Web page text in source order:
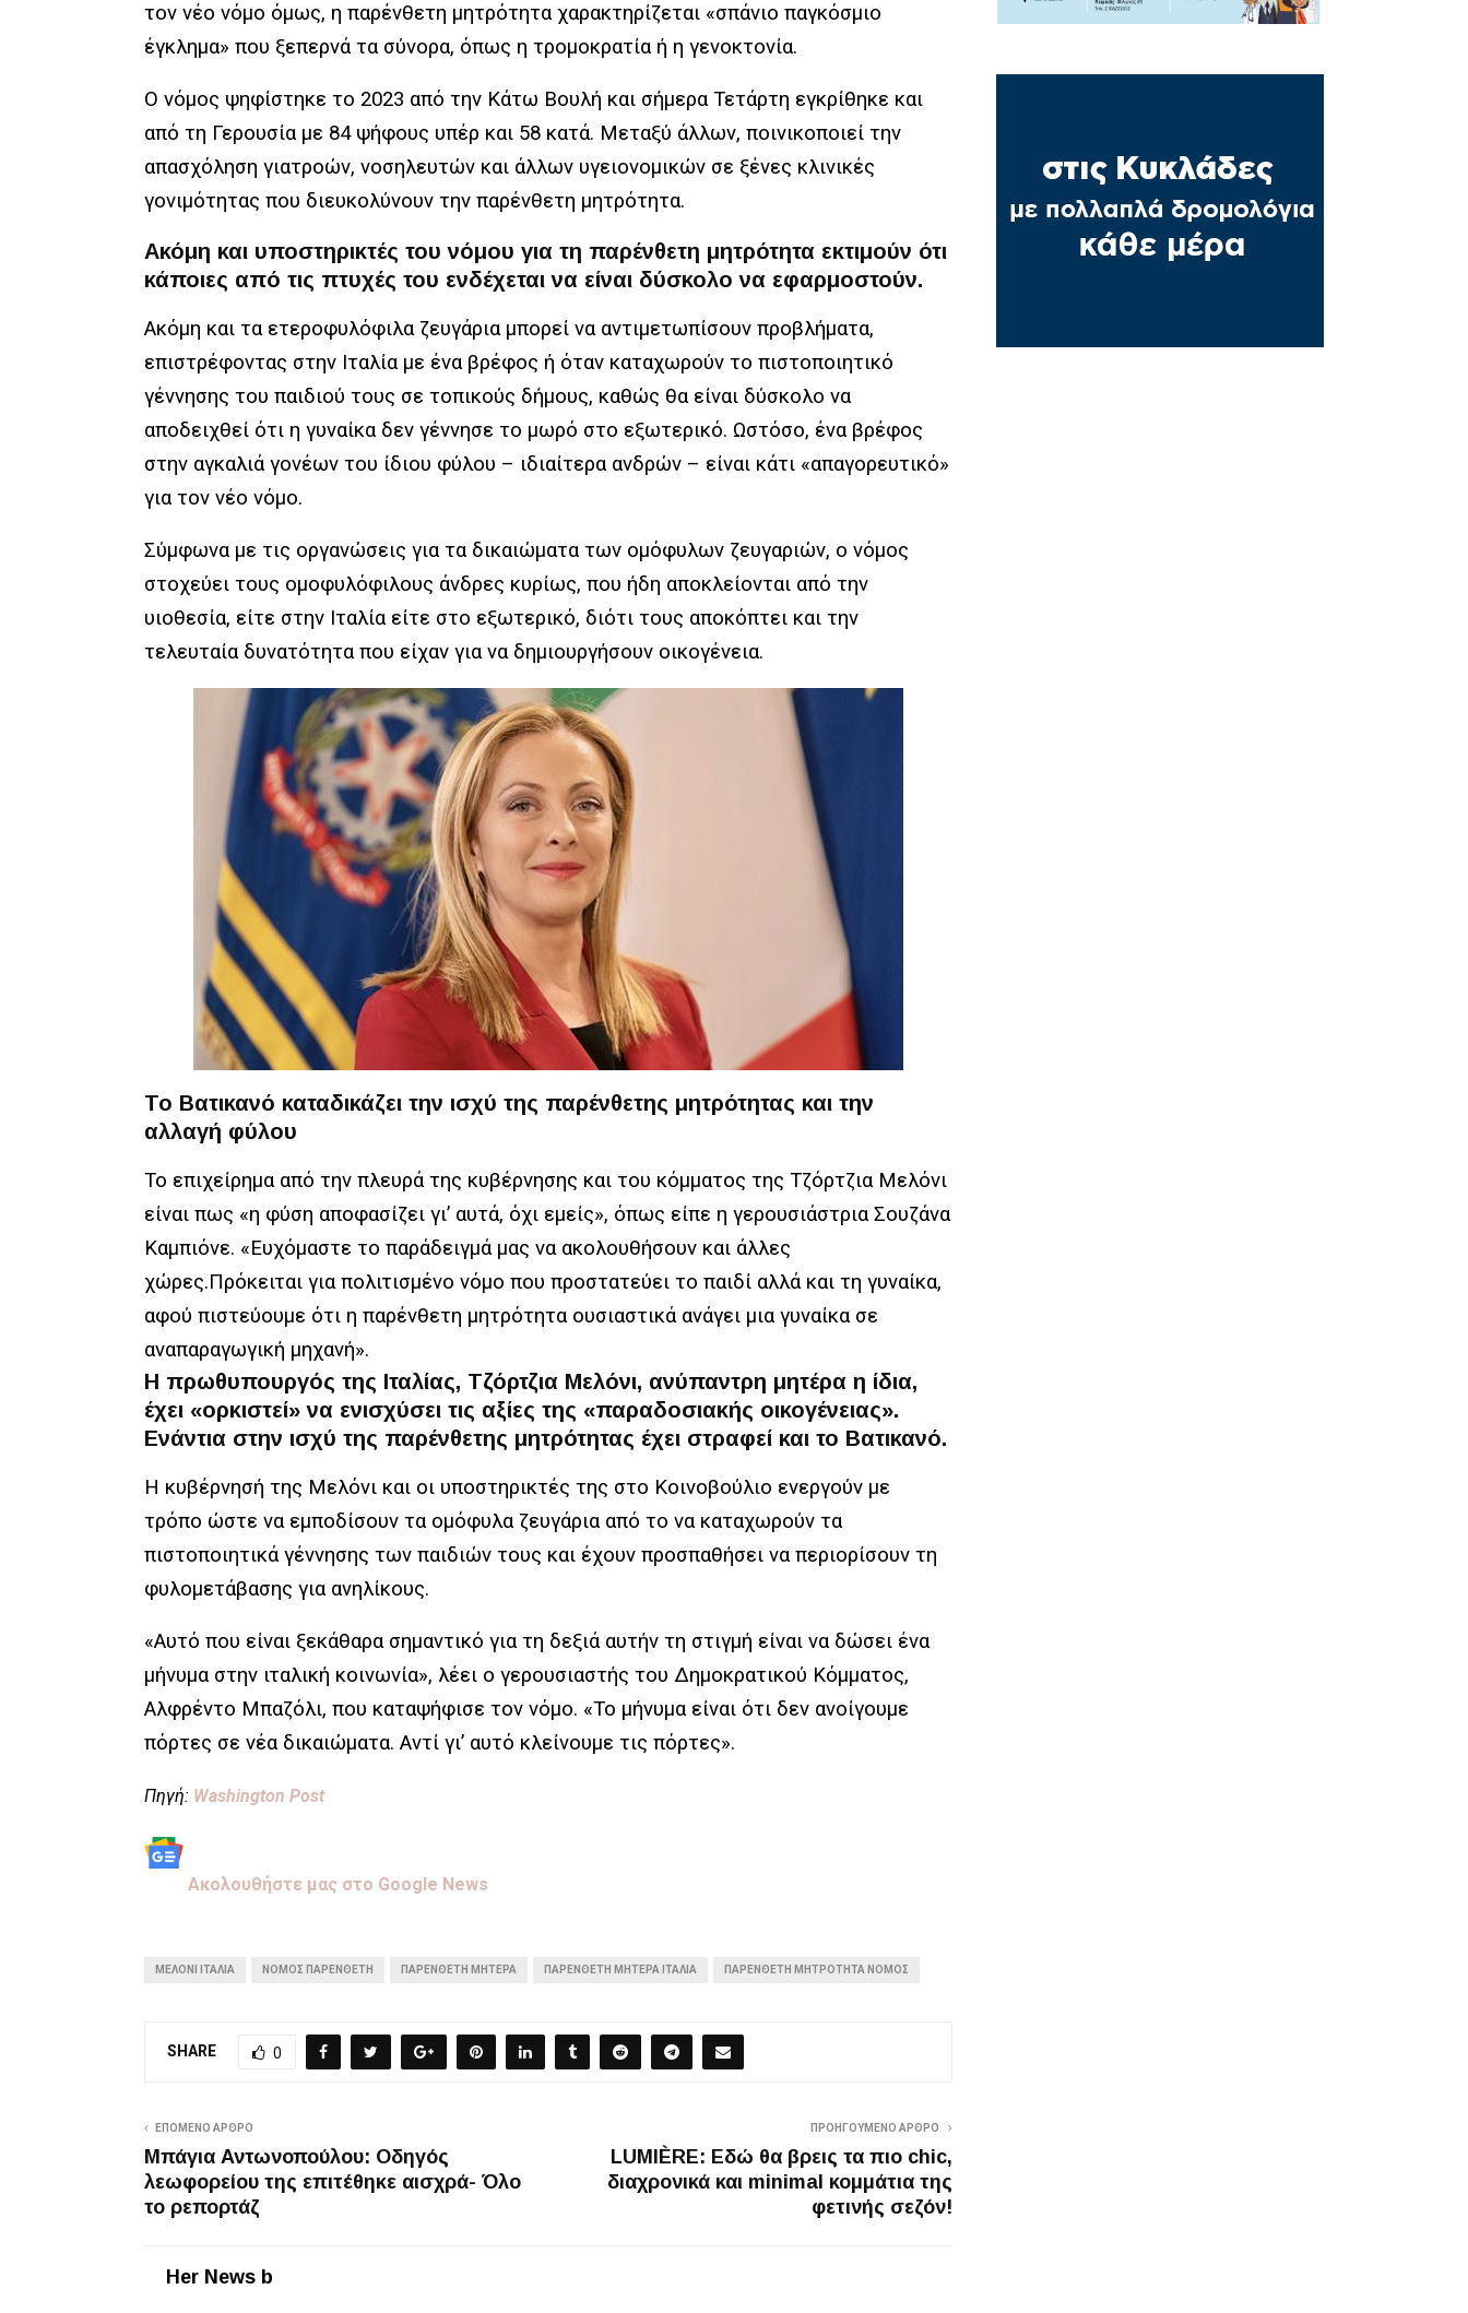
τον νέο νόμο όμως, η παρένθετη μητρότητα χαρακτηρίζεται «σπάνιο παγκόσμιο
έγκλημα» που ξεπερνά τα σύνορα, όπως η τρομοκρατία ή η γενοκτονία.
Ο νόμος ψηφίστηκε το 2023 από την Κάτω Βουλή και σήμερα Τετάρτη εγκρίθηκε και
από τη Γερουσία με 84 ψήφους υπέρ και 58 κατά. Μεταξύ άλλων, ποινικοποιεί την
απασχόληση γιατροών, νοσηλευτών και άλλων υγειονομικών σε ξένες κλινικές
γονιμότητας που διευκολύνουν την παρένθετη μητρότητα.
Ακόμη και υποστηρικτές του νόμου για τη παρένθετη μητρότητα εκτιμούν ότι
κάποιες από τις πτυχές του ενδέχεται να είναι δύσκολο να εφαρμοστούν.
Ακόμη και τα ετεροφυλόφιλα ζευγάρια μπορεί να αντιμετωπίσουν προβλήματα,
επιστρέφοντας στην Ιταλία με ένα βρέφος ή όταν καταχωρούν το πιστοποιητικό
γέννησης του παιδιού τους σε τοπικούς δήμους, καθώς θα είναι δύσκολο να
αποδειχθεί ότι η γυναίκα δεν γέννησε το μωρό στο εξωτερικό. Ωστόσο, ένα βρέφος
στην αγκαλιά γονέων του ίδιου φύλου – ιδιαίτερα ανδρών – είναι κάτι «απαγορευτικό»
για τον νέο νόμο.
Σύμφωνα με τις οργανώσεις για τα δικαιώματα των ομόφυλων ζευγαριών, ο νόμος
στοχεύει τους ομοφυλόφιλους άνδρες κυρίως, που ήδη αποκλείονται από την
υιοθεσία, είτε στην Ιταλία είτε στο εξωτερικό, διότι τους αποκόπτει και την
τελευταία δυνατότητα που είχαν για να δημιουργήσουν οικογένεια.
Το Βατικανό καταδικάζει την ισχύ της παρένθετης μητρότητας και την
αλλαγή φύλου
Το επιχείρημα από την πλευρά της κυβέρνησης και του κόμματος της Τζόρτζια Μελόνι
είναι πως «η φύση αποφασίζει γι’ αυτά, όχι εμείς», όπως είπε η γερουσιάστρια Σουζάνα
Καμπιόνε. «Ευχόμαστε το παράδειγμά μας να ακολουθήσουν και άλλες
χώρες.Πρόκειται για πολιτισμένο νόμο που προστατεύει το παιδί αλλά και τη γυναίκα,
αφού πιστεύουμε ότι η παρένθετη μητρότητα ουσιαστικά ανάγει μια γυναίκα σε
αναπαραγωγική μηχανή».
Η πρωθυπουργός της Ιταλίας, Τζόρτζια Μελόνι, ανύπαντρη μητέρα η ίδια,
έχει «ορκιστεί» να ενισχύσει τις αξίες της «παραδοσιακής οικογένειας».
Ενάντια στην ισχύ της παρένθετης μητρότητας έχει στραφεί και το Βατικανό.
Η κυβέρνησή της Μελόνι και οι υποστηρικτές της στο Κοινοβούλιο ενεργούν με
τρόπο ώστε να εμποδίσουν τα ομόφυλα ζευγάρια από το να καταχωρούν τα
πιστοποιητικά γέννησης των παιδιών τους και έχουν προσπαθήσει να περιορίσουν τη
φυλομετάβασης για ανηλίκους.
«Αυτό που είναι ξεκάθαρα σημαντικό για τη δεξιά αυτήν τη στιγμή είναι να δώσει ένα
μήνυμα στην ιταλική κοινωνία», λέει ο γερουσιαστής του Δημοκρατικού Κόμματος,
Αλφρέντο Μπαζόλι, που καταψήφισε τον νόμο. «Το μήνυμα είναι ότι δεν ανοίγουμε
πόρτες σε νέα δικαιώματα. Αντί γι’ αυτό κλείνουμε τις πόρτες».
Πηγή: Washington Post
Aκολουθήστε μας στo Google News
ΜΕΛΟΝΙ ΙΤΑΛΊΑ ΝΌΜΟΣ ΠΑΡΕΝΘΕΤΗ ΠΑΡΕΝΘΕΤΗ ΜΗΤΕΡΑ ΠΑΡΈΝΘΕΤΗ ΜΗΤΈΡΑ ΙΤΑΛΙΑ ΠΑΡΈΝΘΕΤΗ ΜΗΤΡΌΤΗΤΑ ΝΟΜΟΣ
SHARE 0
ΕΠΌΜΕΝΟ ΆΡΘΡΟ
Μπάγια Αντωνοπούλου: Οδηγός
λεωφορείου της επιτέθηκε αισχρά- Όλο
το ρεπορτάζ
ΠΡΟΗΓΟΎΜΕΝΟ ΆΡΘΡΟ
LUMIÈRE: Εδώ θα βρεις τα πιο chic,
διαχρονικά και minimal κομμάτια της
φετινής σεζόν!
Her News b